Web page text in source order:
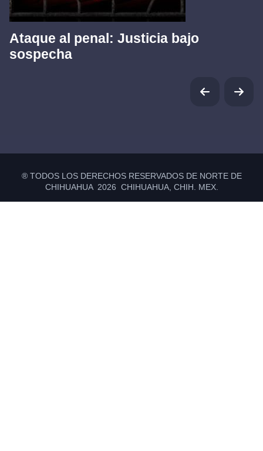
Ataque al penal: Justicia bajo
sospecha
® TODOS LOS DERECHOS RESERVADOS DE NORTE DE
CHIHUAHUA 2026 CHIHUAHUA, CHIH. MEX.